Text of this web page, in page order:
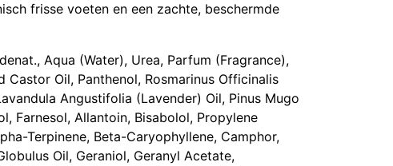
frisse voeten en een zachte, beschermde
Aqua (Water), Urea, Parfum (Fragrance),
Castor Oil, Panthenol, Rosmarinus Officinalis
Angustifolia (Lavender) Oil, Pinus Mugo
Farnesol, Allantoin, Bisabolol, Propylene
Terpinene, Beta-Caryophyllene, Camphor,
Oil, Geraniol, Geranyl Acetate,